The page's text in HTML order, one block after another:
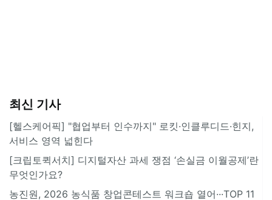
최신 기사
[헬스케어픽] "협업부터 인수까지" 로킷·인클루디드·힌지,
서비스 영역 넓힌다
[크립토퀵서치] 디지털자산 과세 쟁점 ‘손실금 이월공제’란
무엇인가요?
농진원, 2026 농식품 창업콘테스트 워크숍 열어···TOP 11